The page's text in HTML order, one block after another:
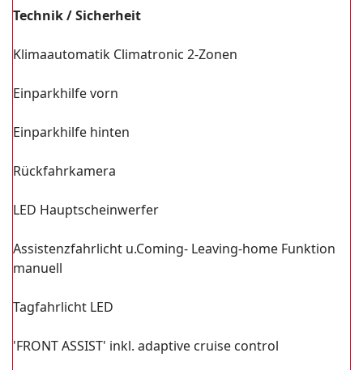
Technik / Sicherheit
Klimaautomatik Climatronic 2-Zonen
Einparkhilfe vorn
Einparkhilfe hinten
Rückfahrkamera
LED Hauptscheinwerfer
Assistenzfahrlicht u.Coming- Leaving-home Funktion
manuell
Tagfahrlicht LED
'FRONT ASSIST' inkl. adaptive cruise control